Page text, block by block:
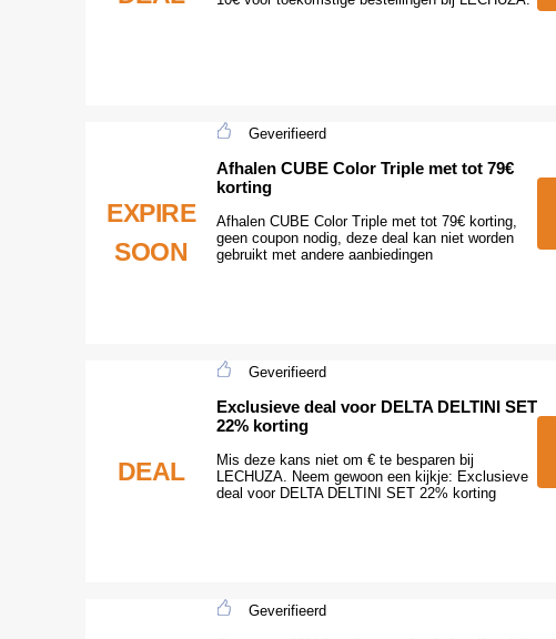
EXPIRE
SOON
Geverifieerd
Afhalen CUBE Color Triple met tot 79€
korting
Afhalen CUBE Color Triple met tot 79€ korting,
geen coupon nodig, deze deal kan niet worden
gebruikt met andere aanbiedingen
DEAL
Geverifieerd
Exclusieve deal voor DELTA DELTINI SET
22% korting
Mis deze kans niet om € te besparen bij
LECHUZA. Neem gewoon een kijkje: Exclusieve
deal voor DELTA DELTINI SET 22% korting
Geverifieerd